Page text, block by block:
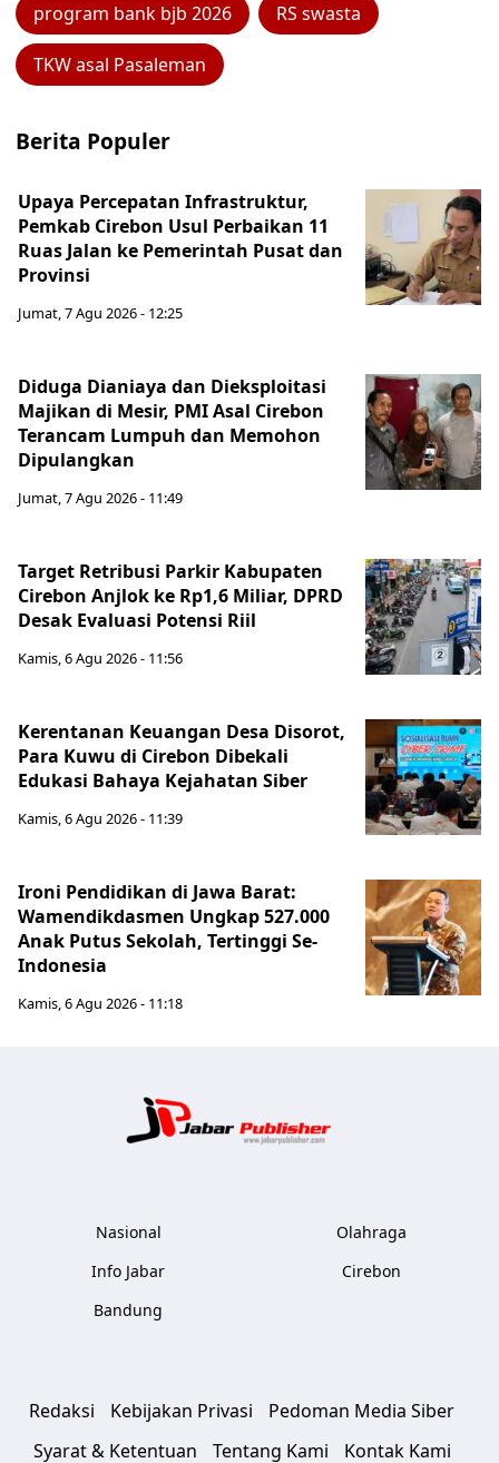
program bank bjb 2026 RS swasta
TKW asal Pasaleman
Berita Populer
Upaya Percepatan Infrastruktur,
Pemkab Cirebon Usul Perbaikan 11
Ruas Jalan ke Pemerintah Pusat dan
Provinsi
Jumat, 7 Agu 2026 - 12:25
Diduga Dianiaya dan Dieksploitasi
Majikan di Mesir, PMI Asal Cirebon
Terancam Lumpuh dan Memohon
Dipulangkan
Jumat, 7 Agu 2026 - 11:49
Target Retribusi Parkir Kabupaten
Cirebon Anjlok ke Rp1,6 Miliar, DPRD
Desak Evaluasi Potensi Riil
Kamis, 6 Agu 2026 - 11:56
Kerentanan Keuangan Desa Disorot,
Para Kuwu di Cirebon Dibekali
Edukasi Bahaya Kejahatan Siber
Kamis, 6 Agu 2026 - 11:39
Ironi Pendidikan di Jawa Barat:
Wamendikdasmen Ungkap 527.000
Anak Putus Sekolah, Tertinggi Se-
Indonesia
Kamis, 6 Agu 2026 - 11:18
Nasional
Info Jabar
Bandung
Olahraga
Cirebon
Redaksi Kebijakan Privasi
Pedoman Media Siber
Syarat & Ketentuan
Tentang Kami Kontak Kami